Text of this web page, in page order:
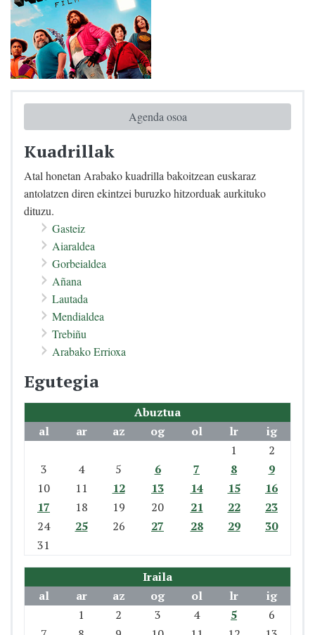
Agenda osoa
Kuadrillak
Atal honetan Arabako kuadrilla bakoitzean euskaraz
antolatzen diren ekintzei buruzko hitzorduak aurkituko
dituzu.
Gasteiz
Aiaraldea
Gorbeialdea
Añana
Lautada
Mendialdea
Trebiñu
Arabako Errioxa
Egutegia
Abuztua
al
ar az og ol lr
ig
1
2
3
4 5 6 7 8
9
10
11 12 13 14 15
16
17
18 19 20 21 22
23
24
25 26 27 28 29
30
31
Iraila
al
ar az og ol lr
ig
1
2 3 4 5
6